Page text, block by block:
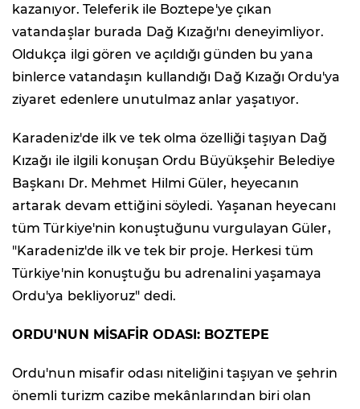
kazanıyor. Teleferik ile Boztepe'ye çıkan
vatandaşlar burada Dağ Kızağı'nı deneyimliyor.
Oldukça ilgi gören ve açıldığı günden bu yana
binlerce vatandaşın kullandığı Dağ Kızağı Ordu'ya
ziyaret edenlere unutulmaz anlar yaşatıyor.
Karadeniz'de ilk ve tek olma özelliği taşıyan Dağ
Kızağı ile ilgili konuşan Ordu Büyükşehir Belediye
Başkanı Dr. Mehmet Hilmi Güler, heyecanın
artarak devam ettiğini söyledi. Yaşanan heyecanı
tüm Türkiye'nin konuştuğunu vurgulayan Güler,
"Karadeniz'de ilk ve tek bir proje. Herkesi tüm
Türkiye'nin konuştuğu bu adrenalini yaşamaya
Ordu'ya bekliyoruz" dedi.
ORDU'NUN MİSAFİR ODASI: BOZTEPE
Ordu'nun misafir odası niteliğini taşıyan ve şehrin
önemli turizm cazibe mekânlarından biri olan